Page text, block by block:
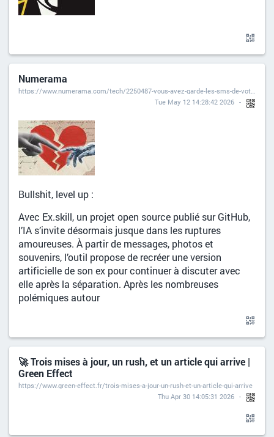
Numerama
https://www.numerama.com/tech/2250487-vous-avez-garde-les-sms-de-votre-ex-cette-ia-hallucinante-vous-permet-de-lui-reparler.html
Tue May 12 14:28:42 2026
Bullshit, level up :
Avec Ex.skill, un projet open source publié sur GitHub,
l’IA s’invite désormais jusque dans les ruptures
amoureuses. À partir de messages, photos et
souvenirs, l’outil propose de recréer une version
artificielle de son ex pour continuer à discuter avec
elle après la séparation. Après les nombreuses
polémiques autour
🚀 Trois mises à jour, un rush, et un article qui arrive |
Green Effect
https://www.green-effect.fr/trois-mises-a-jour-un-rush-et-un-article-qui-arrive
Thu Apr 30 14:05:31 2026